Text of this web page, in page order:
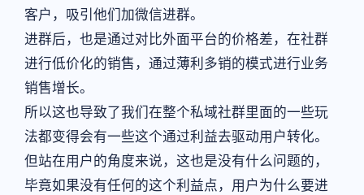
客户，吸引他们加微信进群。
进群后，也是通过对比外面平台的价格差，在社群
进行低价化的销售，通过薄利多销的模式进行业务
销售增长。
所以这也导致了我们在整个私域社群里面的一些玩
法都变得会有一些这个通过利益去驱动用户转化。
但站在用户的角度来说，这也是没有什么问题的，
毕竟如果没有任何的这个利益点，用户为什么要进